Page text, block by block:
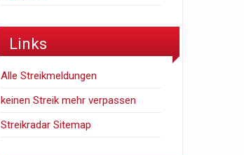
Links
Alle Streikmeldungen
keinen Streik mehr verpassen
Streikradar Sitemap